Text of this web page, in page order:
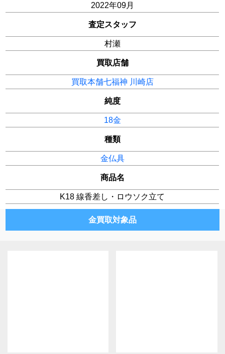
2022年09月
査定スタッフ
村瀬
買取店舗
買取本舗七福神 川崎店
純度
18金
種類
金仏具
商品名
K18 線香差し・ロウソク立て
金買取対象品